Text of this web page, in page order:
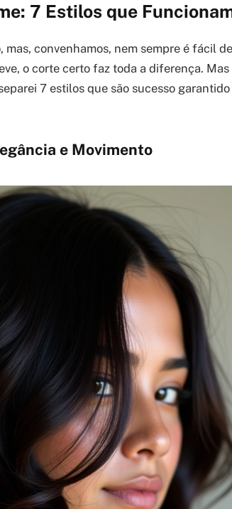
7 Estilos que
convenhamos, nem sempre é fácil
o corte certo faz toda a diferença.
7 estilos que são sucesso
e Movimento